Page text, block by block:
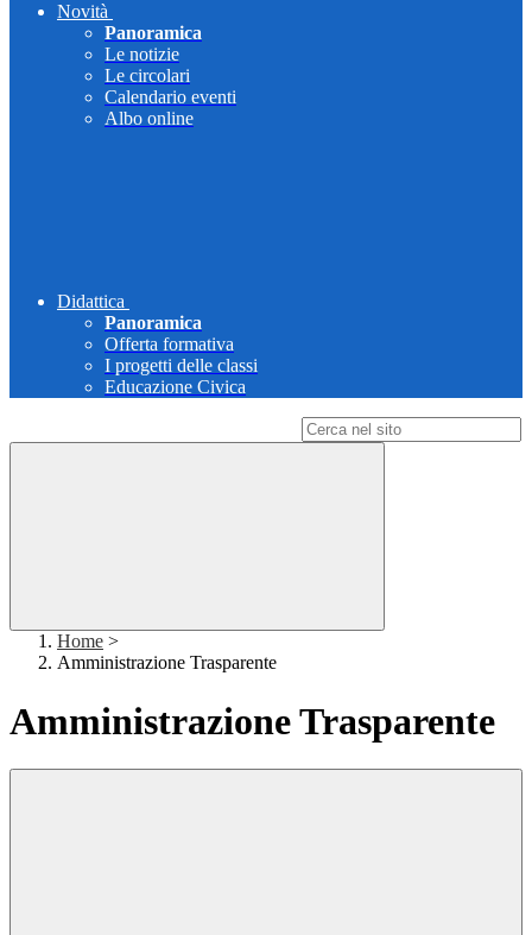
Novità
Panoramica
Le notizie
Le circolari
Calendario eventi
Albo online
Didattica
Panoramica
Offerta formativa
I progetti delle classi
Educazione Civica
Home >
Amministrazione Trasparente
Amministrazione Trasparente